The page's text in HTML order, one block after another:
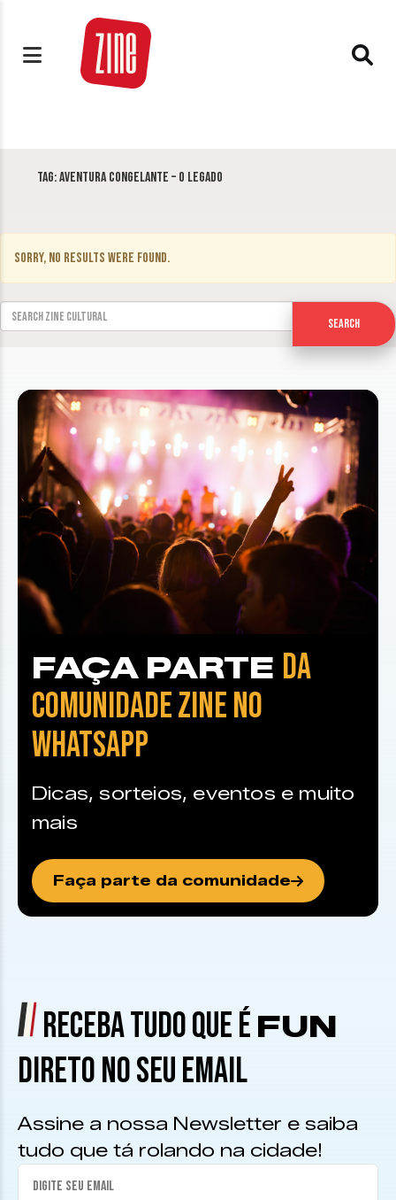
Tag:Aventura Congelante – O Legado
Sorry, no results were found.
Search for:
Search
FAÇA PARTE DA
COMUNIDADE ZINE NO
WHATSAPP
Dicas, sorteios, eventos e muito
mais
Faça parte da comunidade
RECEBA TUDO QUE É FUN
DIRETO NO SEU EMAIL
Assine a nossa Newsletter e saiba
tudo que tá rolando na cidade!